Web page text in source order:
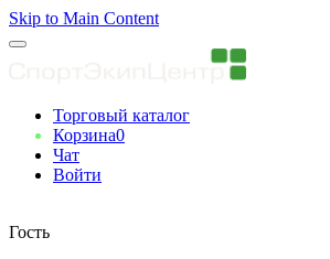
Skip to Main Content
Торговый каталог
Корзина0
Чат
Войти
Гость